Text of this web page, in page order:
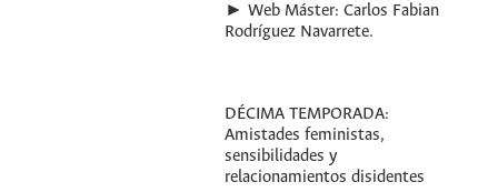
► Web Máster: Carlos Fabian
Rodríguez Navarrete.
DÉCIMA TEMPORADA:
Amistades feministas,
sensibilidades y
relacionamientos disidentes